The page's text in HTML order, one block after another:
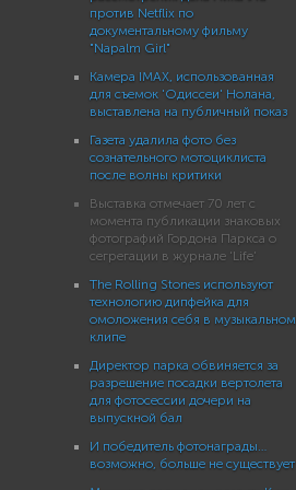
против Netflix по
документальному фильму
"Napalm Girl"
Камера IMAX, использованная
для съемок 'Одиссеи' Нолана,
выставлена на публичный показ
Газета удалила фото без
сознательного мотоциклиста
после волны критики
Выставка отмечает 70 лет с
момента публикации знаковых
фотографий Гордона Паркса о
сегрегации в журнале ‘Life’
The Rolling Stones используют
технологию дипфейка для
омоложения себя в музыкальном
клипе
Директор парка обвиняется за
разрешение посадки вертолета
для фотосессии дочери на
выпускной бал
И победитель фотонаграды…
возможно, больше не существует